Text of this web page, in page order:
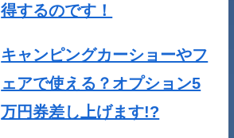
得するのです！
キャンピングカーショーやフ
ェアで使える？オプション5
万円券差し上げます!?